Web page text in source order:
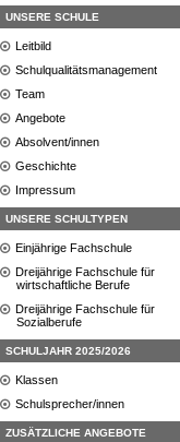
UNSERE SCHULE
Leitbild
Schulqualitätsmanagement
Team
Angebote
Absolvent/innen
Geschichte
Impressum
UNSERE SCHULTYPEN
Einjährige Fachschule
Dreijährige Fachschule für
wirtschaftliche Berufe
Dreijährige Fachschule für
Sozialberufe
SCHULJAHR 2025/2026
Klassen
Schulsprecher/innen
ZUSÄTZLICHE ANGEBOTE